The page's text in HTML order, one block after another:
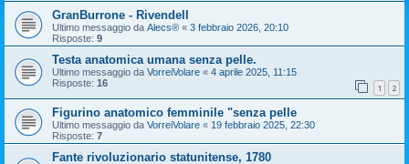
GranBurrone - Rivendell
Ultimo messaggio da Alecs® « 3 febbraio 2026, 20:10
Risposte: 9
Testa anatomica umana senza pelle.
Ultimo messaggio da VorreiVolare « 4 aprile 2025, 11:15
Risposte: 16 1 2
Figurino anatomico femminile "senza pelle
Ultimo messaggio da VorreiVolare « 19 febbraio 2025, 22:30
Risposte: 7
Fante rivoluzionario statunitense, 1780